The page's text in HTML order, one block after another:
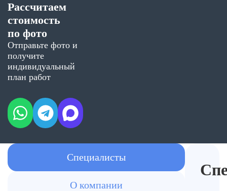
Рассчитаем
стоимость
по фото
Отправьте фото и
получите
индивидуальный
план работ
Специалисты
О компании